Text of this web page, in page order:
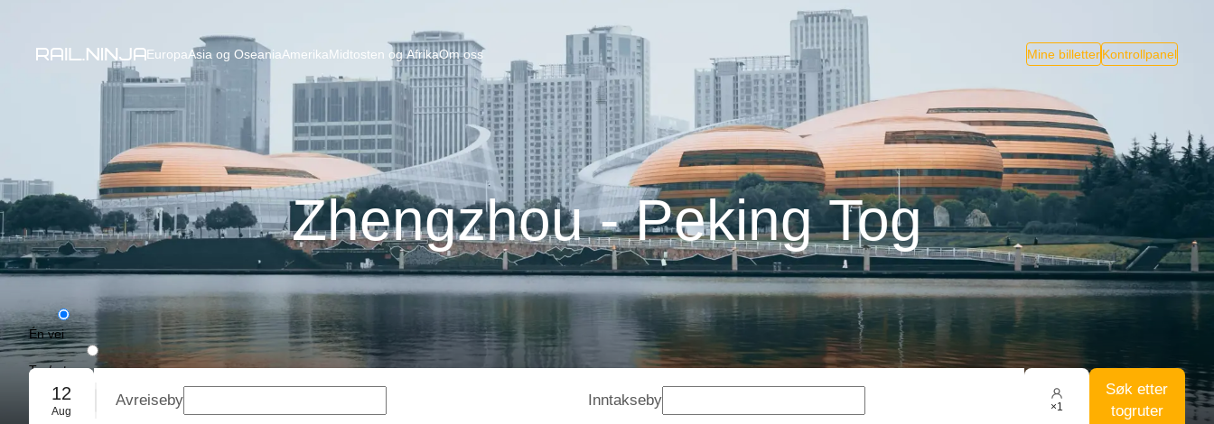
EuropaAsia og OseaniaAmerikaMidtosten og AfrikaOm oss Mine billetterKontrollpanel
Zhengzhou - Peking Tog
Én vei
Tur/retur
Gruppebooking
12
Aug
Avreiseby Inntakseby ×1
Søk etter
togruter